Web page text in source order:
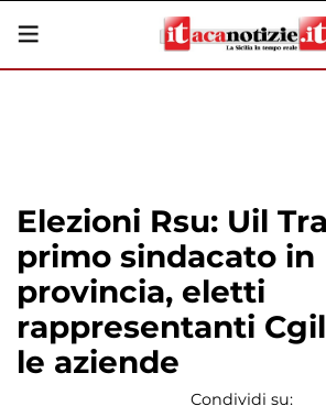
Elezioni Rsu: Uil
primo sindacato in
provincia, eletti
rappresentanti
le aziende
Condividi su: